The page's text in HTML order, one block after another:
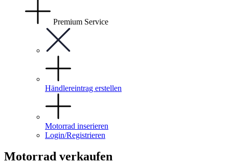
Premium Service
Händlereintrag erstellen
Motorrad inserieren
Login/Registrieren
Motorrad verkaufen